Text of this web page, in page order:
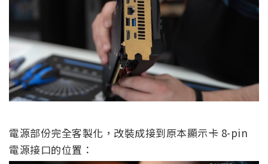
電源部份完全客製化，改裝成接到原本顯示卡 8-pin
電源接口的位置：